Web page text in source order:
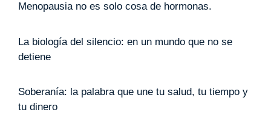
Menopausia no es solo cosa de hormonas.
La biología del silencio: en un mundo que no se
detiene
Soberanía: la palabra que une tu salud, tu tiempo y
tu dinero